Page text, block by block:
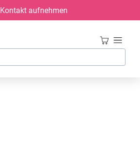
Kontakt aufnehmen